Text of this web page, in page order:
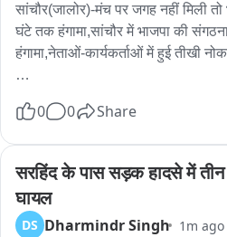
सांचौर(जालोर)-मंच पर जगह नहीं मिली
घंटे तक हंगामा,सांचौर में भाजपा की
हंगामा,नेताओं-कार्यकर्ताओं में हुई तीखी
बदल गई, जब मंच पर जगह नहीं मिलने और
शुरू कर दिया। देखते ही देखते विवाद
नेताओं व कार्यकर्ताओं के बीच तीखी
बैठक में भाजपा जिलाध्यक्ष जसराज
0 0 Share
सरहिंद के पास सड़क हादसे में तीन
घायल
DS Dharmindr Singh 1m ago